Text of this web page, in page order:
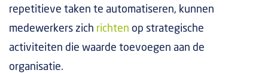
repetitieve taken te automatiseren, kunnen
medewerkers zich richten op strategische
activiteiten die waarde toevoegen aan de
organisatie.